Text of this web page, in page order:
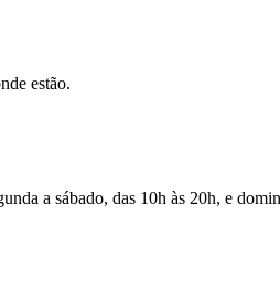
estão.
a sábado, das 10h às 20h, e